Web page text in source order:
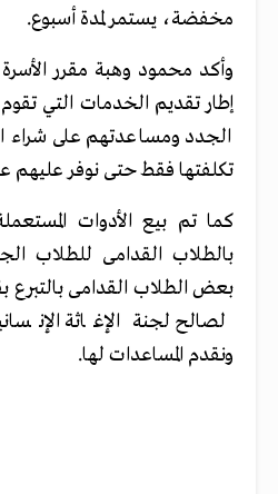
مخفضة، يستمر لمدة أسبوع.
وأكد محمود وهبة مقرر الأسرة
إطار تقديم الخدمات التي تقوم
الجدد ومساعدتهم على شراء
تكلفتها فقط حتى نوفر عليهم
كما تم بيع الأدوات
بالطلاب القدامى للطلاب
بعض الطلاب القدامى بالتبرع
لصالح لجنة الإغاثة
ونقدم المساعدات لها.